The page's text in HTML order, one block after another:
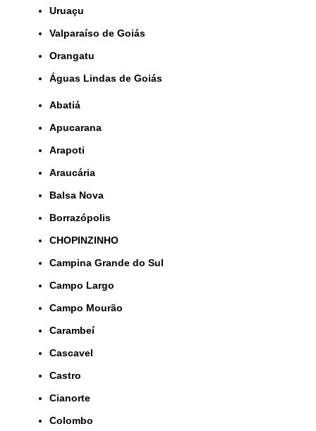
Uruaçu
Valparaíso de Goiás
orangatu
Águas Lindas de Goiás
Abatiá
Apucarana
Arapoti
Araucária
Balsa Nova
Borrazópolis
CHOPINZINHO
Campina Grande do Sul
Campo Largo
Campo Mourão
Carambeí
Cascavel
Castro
Cianorte
Colombo